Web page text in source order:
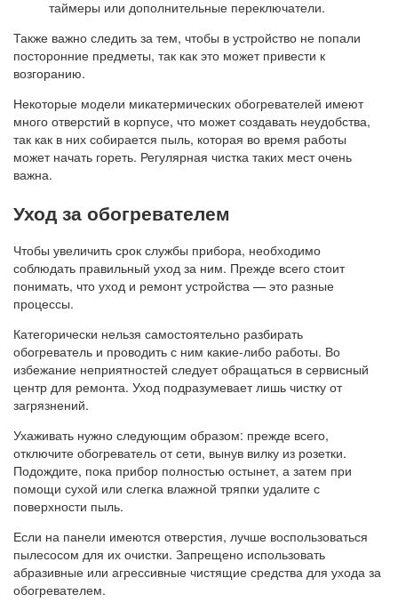
таймеры или дополнительные переключатели.
Также важно следить за тем, чтобы в устройство не попали
посторонние предметы, так как это может привести к
возгоранию.
Некоторые модели микатермических обогревателей имеют
много отверстий в корпусе, что может создавать неудобства,
так как в них собирается пыль, которая во время работы
может начать гореть. Регулярная чистка таких мест очень
важна.
Уход за обогревателем
Чтобы увеличить срок службы прибора, необходимо
соблюдать правильный уход за ним. Прежде всего стоит
понимать, что уход и ремонт устройства — это разные
процессы.
Категорически нельзя самостоятельно разбирать
обогреватель и проводить с ним какие-либо работы. Во
избежание неприятностей следует обращаться в сервисный
центр для ремонта. Уход подразумевает лишь чистку от
загрязнений.
Ухаживать нужно следующим образом: прежде всего,
отключите обогреватель от сети, вынув вилку из розетки.
Подождите, пока прибор полностью остынет, а затем при
помощи сухой или слегка влажной тряпки удалите с
поверхности пыль.
Если на панели имеются отверстия, лучше воспользоваться
пылесосом для их очистки. Запрещено использовать
абразивные или агрессивные чистящие средства для ухода за
обогревателем.